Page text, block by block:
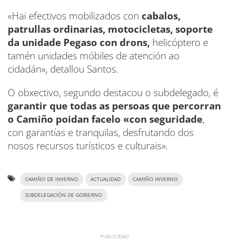
«Hai efectivos mobilizados con cabalos,
patrullas ordinarias, motocicletas, soporte
da unidade Pegaso con drons, helicóptero e
tamén unidades móbiles de atención ao
cidadán», detallou Santos.
O obxectivo, segundo destacou o subdelegado, é
garantir que todas as persoas que percorran
o Camiño poidan facelo «con seguridade,
con garantías e tranquilas, desfrutando dos
nosos recursos turísticos e culturais».
CAMIÑO DE INVERNO ACTUALIDAD CAMIÑO INVERNO
SUBDELEGACIÓN DE GOBIERNO